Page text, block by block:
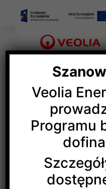
O
Nauka języka obcego
z możliwością zdobycia
Veolia
Programu